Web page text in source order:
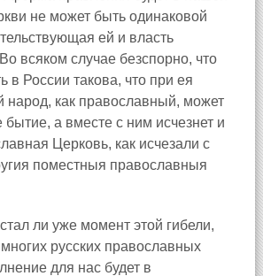
не может быть одинаковой
ей и власть
всяком случае безспорно, что
в России такова, что при ея
народ, как православный, может
бытие, а вместе с ним исчезнет и
Церковь, как исчезали с
поместныя православныя
ли уже момент этой гибели,
русских православных
для нас будет в